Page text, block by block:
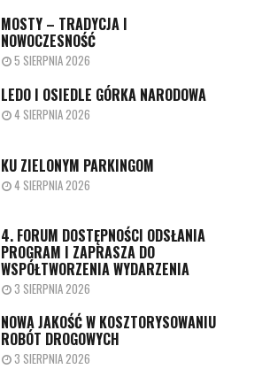
MOSTY – TRADYCJA I
NOWOCZESNOŚĆ
5 SIERPNIA 2026
LEDO I OSIEDLE GÓRKA NARODOWA
4 SIERPNIA 2026
KU ZIELONYM PARKINGOM
4 SIERPNIA 2026
4. FORUM DOSTĘPNOŚCI ODSŁANIA
PROGRAM I ZAPRASZA DO
WSPÓŁTWORZENIA WYDARZENIA
3 SIERPNIA 2026
NOWA JAKOŚĆ W KOSZTORYSOWANIU
ROBÓT DROGOWYCH
3 SIERPNIA 2026